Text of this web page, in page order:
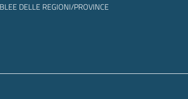
DELLE REGIONI/PROVINCE